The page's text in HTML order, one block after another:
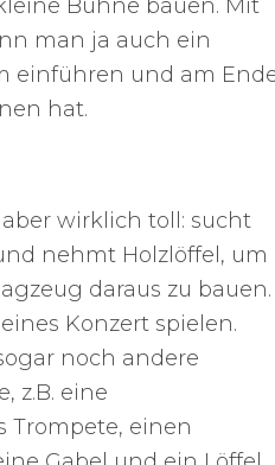
Bühne bauen. Mit
man ja auch ein
einführen und am
hat.
wirklich toll: sucht
nehmt Holzlöffel, um
daraus zu bauen.
Konzert spielen.
noch andere
z.B. eine
Trompete, einen